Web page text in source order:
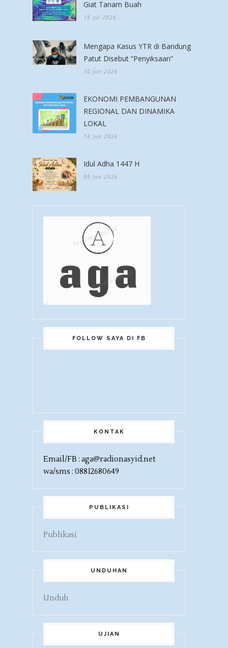
Giat Tanam Buah
18 Jul 2026
Mengapa Kasus YTR di Bandung
Patut Disebut “Penyiksaan”
30 Jun 2026
EKONOMI PEMBANGUNAN
REGIONAL DAN DINAMIKA
LOKAL
14 Jun 2026
Idul Adha 1447 H
09 Jun 2026
FOLLOW SAYA DI FB
KONTAK
Email/FB : aga@radionasyid.net
wa/sms : 08812680649
PUBLIKASI
Publikasi
UNDUHAN
Unduh
UJIAN